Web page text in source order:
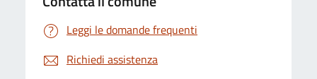
Leggi le domande frequenti
Richiedi assistenza